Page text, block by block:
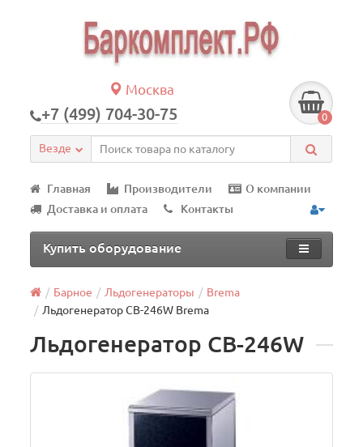
Москва
+7 (499) 704-30-75 0
Везде
Главная Производители
О компании
Доставка и оплата
Контакты
Купить оборудование
Барное Льдогенераторы
Brema
Льдогенератор СВ-246W Brema
Льдогенератор СВ-246W